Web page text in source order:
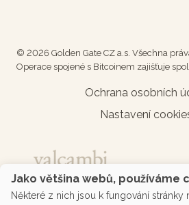
© 2026 Golden Gate CZ a.s. Všechna
Operace spojené s Bitcoinem zajišťuje
Ochrana osobních
Nastavení
Jako většina webů, používáme
Některé z nich jsou k fungování stránky